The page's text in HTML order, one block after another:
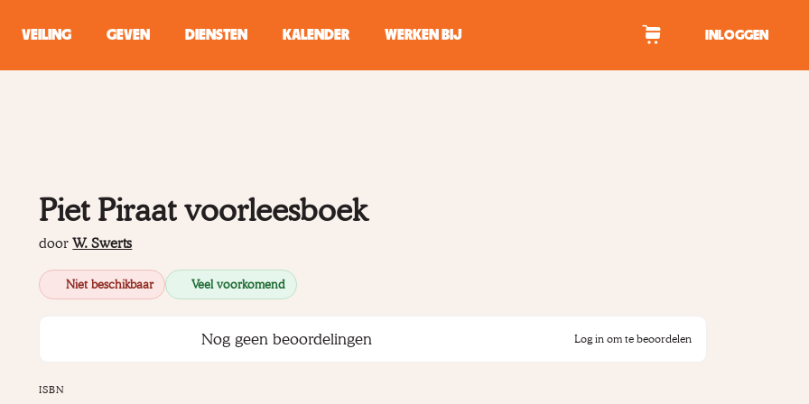
VEILING GEVEN DIENSTEN KALENDER WERKEN BIJ
Typ minstens 2 tekens om te zoeken.
INLOGGEN
Piet Piraat voorleesboek
doorW. Swerts
Niet beschikbaar Veel voorkomend
Nog geen beoordelingen Log in om te beoordelen
ISBN